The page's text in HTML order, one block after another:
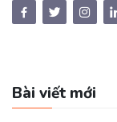
Bài viết mới